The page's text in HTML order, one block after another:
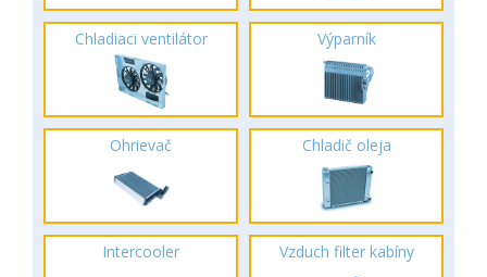
Chladiaci ventilátor Výparník
Ohrievač Chladič oleja
Intercooler Vzduch filter kabíny